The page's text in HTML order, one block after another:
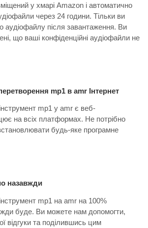
у хмарі Amazon і автоматично
через 24 години. Тільки ви
аудіофайлу після завантаження. Ви
що ваші конфіденційні аудіофайли не
mp1 в amr Інтернет
mp1 у amr ​​є веб-
на всіх платформах. Не потрібно
будь-яке програмне
назавжди
mp1 на amr на 100%
буде. Ви можете нам допомогти,
відгуки та поділившись цим